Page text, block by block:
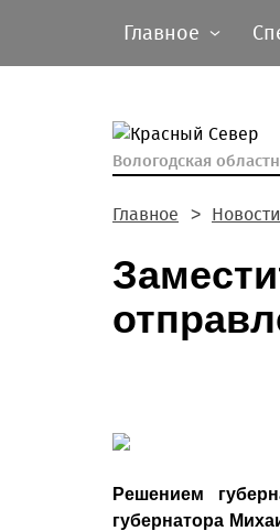
Главное
Вологодская
Главное Новости
Решением
губернатора